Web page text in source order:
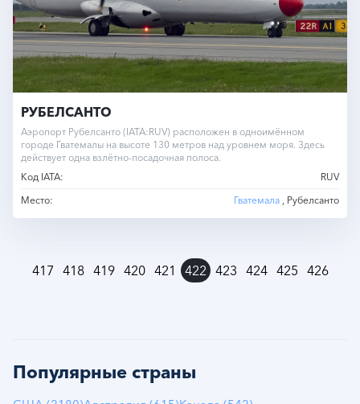
РУБЕЛСАНТО
Аэропорт Рубелсанто (IATA:RUV) расположен в одноимённом
городе Гватемалы на высоте 130 метров над уровнем моря. Здесь
действует одна взлётно-посадочная полоса.
Код IATA:
RUV
Место:
Гватемала , Рубелсанто
417 418 419 420 421 422 423 424 425 426
Популярные страны